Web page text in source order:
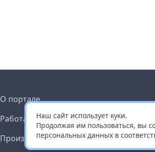
Наш сайт использует куки.
Продолжая им пользоваться, вы
персональных данных в
О портале
Работа с платформой
Производителям и дистрибьюторам